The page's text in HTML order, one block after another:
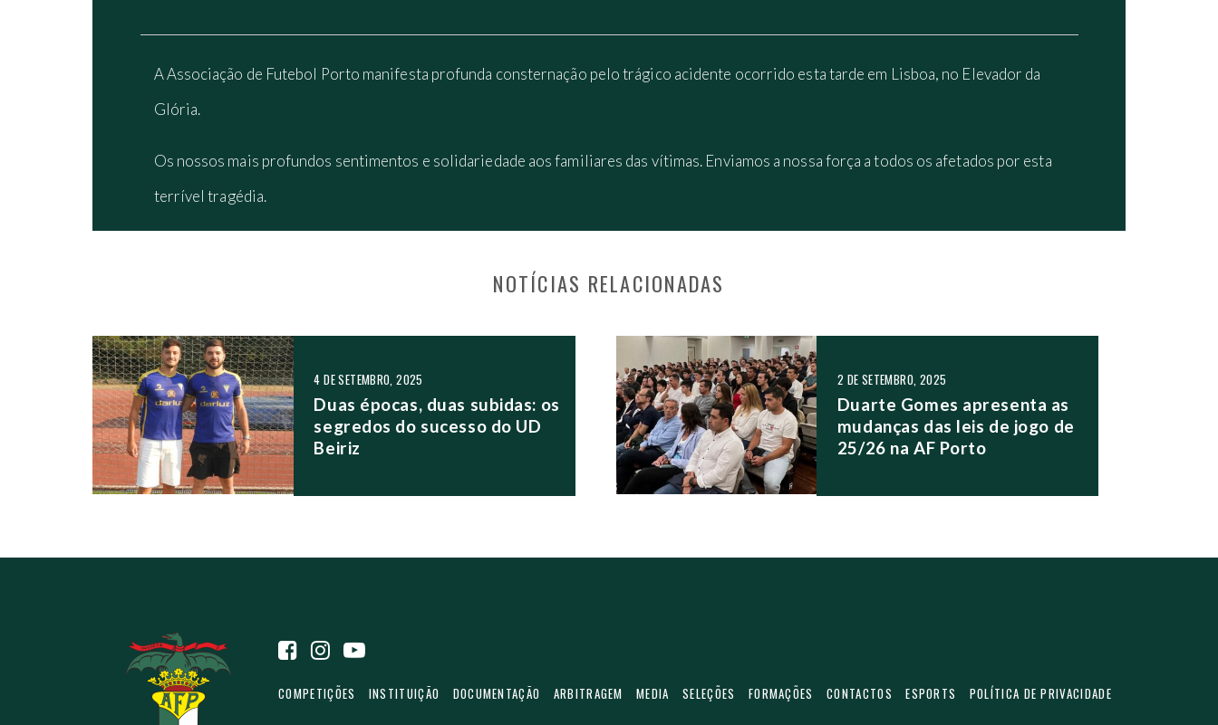
A Associação de Futebol Porto manifesta profunda consternação pelo trágico acidente ocorrido esta tarde em Lisboa, no Elevador da
Glória.
Os nossos mais profundos sentimentos e solidariedade aos familiares das vítimas. Enviamos a nossa força a todos os afetados por esta
terrível tragédia.
NOTÍCIAS RELACIONADAS
NAVEGAÇÃO NOS POSTS
4 DE SETEMBRO, 2025
Duas épocas, duas subidas: os
segredos do sucesso do UD
Beiriz
2 DE SETEMBRO, 2025
Duarte Gomes apresenta as
mudanças das leis de jogo de
25/26 na AF Porto
COMPETIÇÕES INSTITUIÇÃO DOCUMENTAÇÃO ARBITRAGEM MEDIA SELEÇÕES FORMAÇÕES CONTACTOS ESPORTS POLÍTICA DE PRIVACIDADE